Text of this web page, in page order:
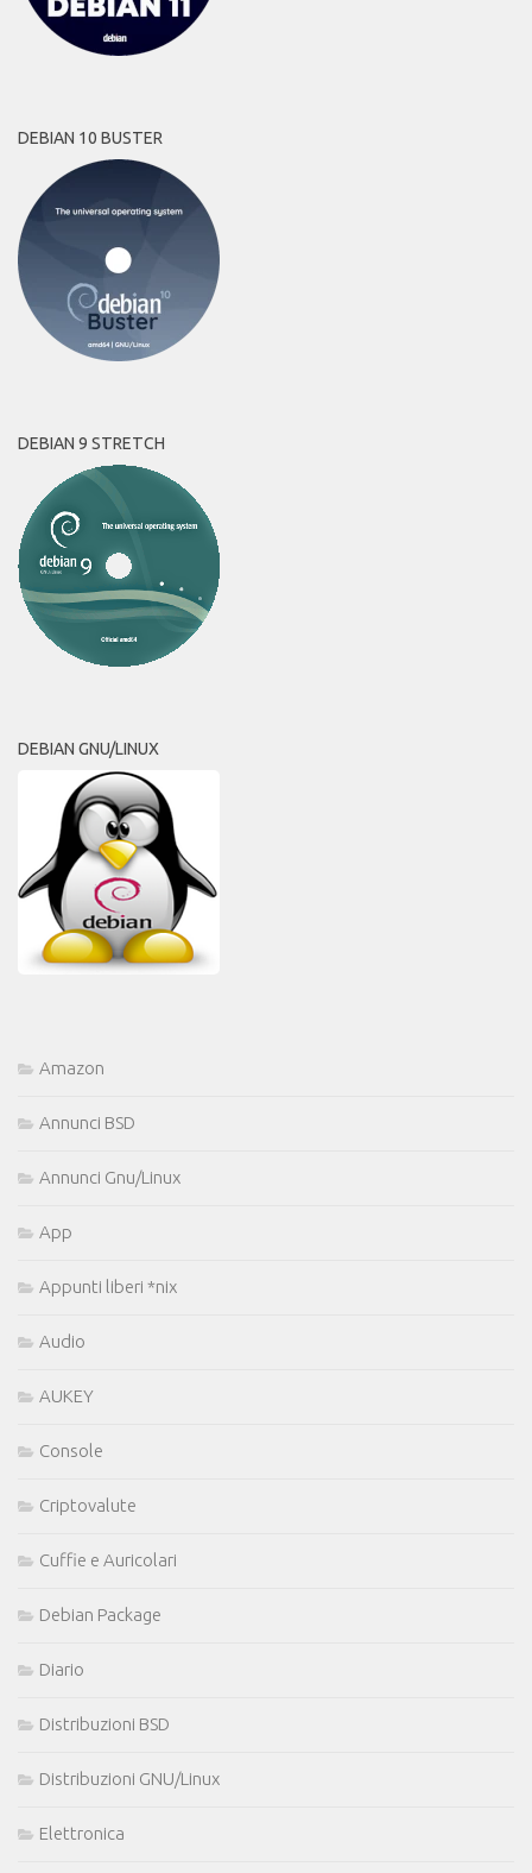
DEBIAN 10 BUSTER
DEBIAN 9 STRETCH
DEBIAN GNU/LINUX
Amazon
Annunci BSD
Annunci Gnu/Linux
App
Appunti liberi *nix
Audio
AUKEY
Console
Criptovalute
Cuffie e Auricolari
Debian Package
Diario
Distribuzioni BSD
Distribuzioni GNU/Linux
Elettronica